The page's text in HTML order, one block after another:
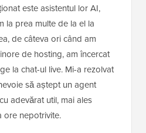
este asistentul lor AI,
la prea multe de la el la
de câteva ori când am
de hosting, am încercat
la chat-ul live. Mi-a rezolvat
să aștept un agent
adevărat util, mai ales
ore nepotrivite.